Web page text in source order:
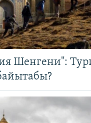
Шенгени":